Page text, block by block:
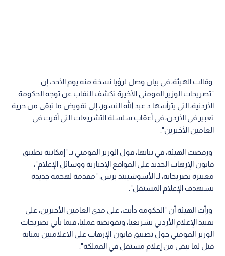
وقالت الهيئة، في بيان وصل لرؤيا نسخة منه يوم الأحد، إن
"تصريحات الوزير المومني الأخيرة تكشف النقاب عن توجه الحكومة
الأردنية، التي يترأسها د.عبد الله النسور، إلى تقويض ما تبقى من حرية
تعبير في الأردن، في أعقاب سلسلة التشريعات التي أقرت في
العامين الأخيرين".
ورفضت الهيئة، في بيانها، قول الوزير المومني بـ "إمكانية تطبيق
قانون الإرهاب الجديد على المواقع الإخبارية ووسائل الإعلام"،
معتبرة تصريحاته، لـ الأسوشييتد برس، "مقدمة لهجمة جديدة
تستهدف الإعلام المستقل".
ورأت الهيئة أن "الحكومة دأبت، على مدى العامين الأخيرين، على
تقييد الإعلام الأردني تشريعيا، وتقويضه عمليا، فيما تأتي تصريحات
الوزير المومني حول تصبيق قانون الإرهاب على الاعلاميين بمثابة
قتل لما تبقى من إعلام مستقل في المملكة".